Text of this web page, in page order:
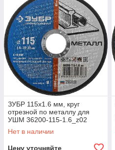
ЗУБР 115х1.6 мм, круг
отрезной по металлу для
УШМ 36200-115-1.6_z02
Профессионал
Нет в наличии
Цену уточняйте